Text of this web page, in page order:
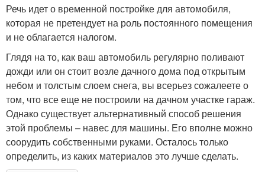
Речь идет о временной постройке для автомобиля,
которая не претендует на роль постоянного помещения
и не облагается налогом.
Глядя на то, как ваш автомобиль регулярно поливают
дожди или он стоит возле дачного дома под открытым
небом и толстым слоем снега, вы всерьез сожалеете о
том, что все еще не построили на дачном участке гараж.
Однако существует альтернативный способ решения
этой проблемы – навес для машины. Его вполне можно
соорудить собственными руками. Осталось только
определить, из каких материалов это лучше сделать.